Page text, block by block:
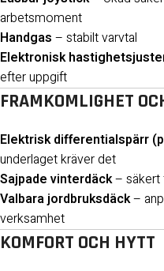
arbetsmoment
Handgas – stabilt varvtal
Elektronisk
efter uppgift
FRAMKOMLIGHET
Elektrisk differentialspärr
underlaget kräver det
Sajpade vinterdäck– säkert
Valbara jordbruksdäck–
verksamhet
KOMFORT OCH HYTT